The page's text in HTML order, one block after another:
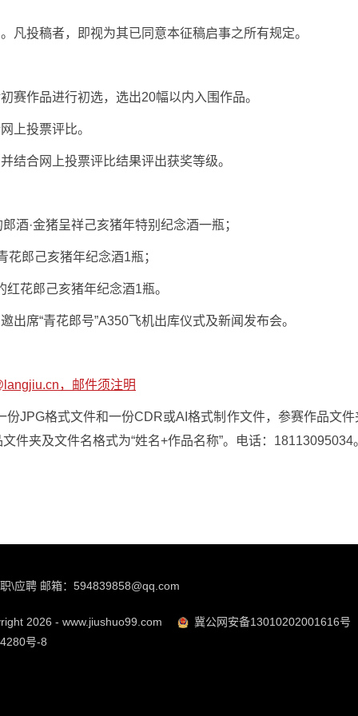
凡投稿者，即视为其已同意本征稿启事之所有规定。
赛作品进行初选，选出20幅以内入围作品。
上投票评比。
结合网上投票评比结果评出获奖等级。
酒·金猪呈祥己亥猪年特别纪念酒一瓶；
花郎己亥猪年纪念酒1瓶；
红花郎己亥猪年纪念酒1瓶。
席“青花郎号”A350飞机出库仪式及新闻发布会。
，邮件须注明
JPG格式文件和一份CDR或AI格式制作文件，参赛作品文件
件夹及文件名格式为“姓名+作品名称”。电话：18113095034
\应聘 邮箱：594839858@qq.com
2026 - www.jiushuo99.com
冀公网安备13010202001616号
号-8